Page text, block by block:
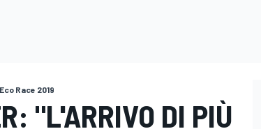
Race 2019
"L'ARRIVO DI PIÙ